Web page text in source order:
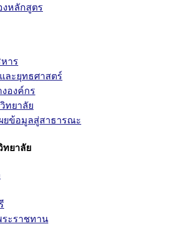
งหลักสูตร
าร
ละยุทธศาสตร์
องค์กร
ทยาลัย
ผยข้อมูลสู่สาธารณะ
ยาลัย
ระราชทาน